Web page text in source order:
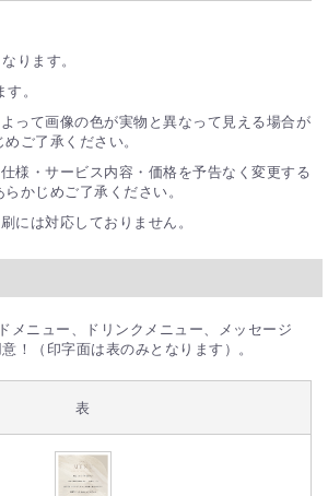
ります。
。
って画像の色が実物と異なって見える場合が
ご了承ください。
様・サービス内容・価格を予告なく変更する
かじめご了承ください。
には対応しておりません。
メニュー、ドリンクメニュー、メッセージ
！（印字面は表のみとなります）。
表